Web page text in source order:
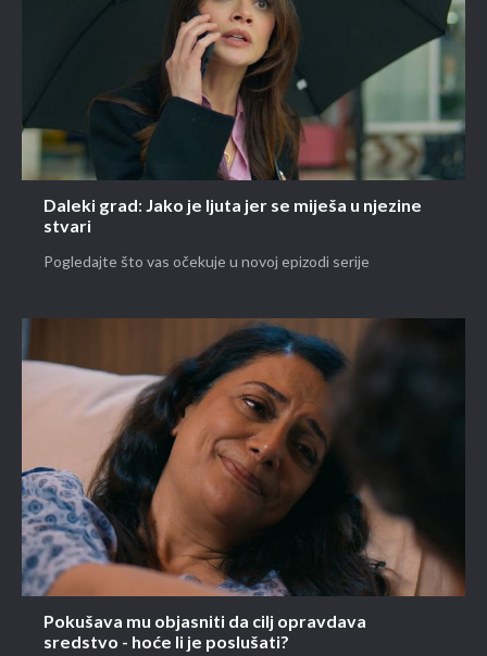
Daleki grad: Jako je ljuta jer se miješa u njezine
stvari
Pogledajte što vas očekuje u novoj epizodi serije
Pokušava mu objasniti da cilj opravdava
sredstvo - hoće li je poslušati?